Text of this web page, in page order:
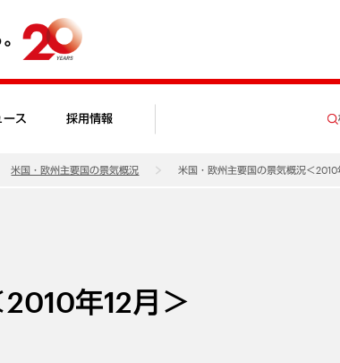
ース 採用情報
米国・欧州主要国の景気概況 米国・欧州主要国の景気概況＜2010
年12月＞